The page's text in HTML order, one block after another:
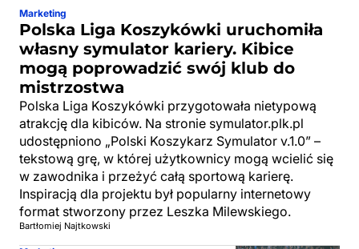
Marketing
Polska Liga Koszykówki uruchomiła
własny symulator kariery. Kibice
mogą poprowadzić swój klub do
mistrzostwa
Polska Liga Koszykówki przygotowała nietypową
atrakcję dla kibiców. Na stronie symulator.plk.pl
udostępniono „Polski Koszykarz Symulator v.1.0” –
tekstową grę, w której użytkownicy mogą wcielić się
w zawodnika i przeżyć całą sportową karierę.
Inspiracją dla projektu był popularny internetowy
format stworzony przez Leszka Milewskiego.
Bartłomiej Najtkowski